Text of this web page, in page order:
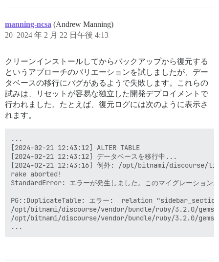
manning-ncsa (Andrew Manning)
2024 年 2 月 22 日午後 4:13
20
クリーンインストールしてからバックアップから復元する
というアプローチのバリエーションを試しましたが、デー
タベースの移行にバグがあるようで失敗します。これらの
試みは、リセットが容易な独立した開発デプロイメントで
行われました。たとえば、復元ログには次のように表示さ
れます。
...
[2024-02-21 12:43:12] ALTER TABLE
[2024-02-21 12:43:12] データベースを移行中...
[2024-02-21 12:43:16] 例外: /opt/bitnami/discourse/lib/
rake aborted!
StandardError: エラーが発生しました。このマイグレーション
PG::DuplicateTable: エラー:  relation
/opt/bitnami/discourse/vendor/bundle/ruby/3.2.0/
/opt/bitnami/discourse/vendor/bundle/ruby/3.2.0/